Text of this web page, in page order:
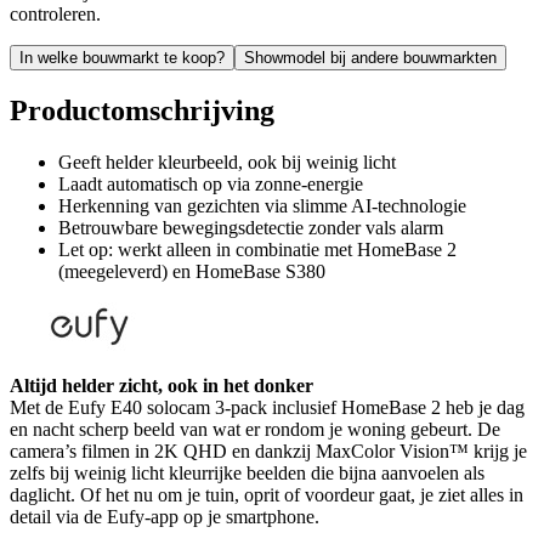
controleren.
In welke bouwmarkt te koop? Showmodel bij andere bouwmarkten
Productomschrijving
Geeft helder kleurbeeld, ook bij weinig licht
Laadt automatisch op via zonne-energie
Herkenning van gezichten via slimme AI-technologie
Betrouwbare bewegingsdetectie zonder vals alarm
Let op: werkt alleen in combinatie met HomeBase 2
(meegeleverd) en HomeBase S380
Altijd helder zicht, ook in het donker
Met de Eufy E40 solocam 3-pack inclusief HomeBase 2 heb je dag
en nacht scherp beeld van wat er rondom je woning gebeurt. De
camera’s filmen in 2K QHD en dankzij MaxColor Vision™ krijg je
zelfs bij weinig licht kleurrijke beelden die bijna aanvoelen als
daglicht. Of het nu om je tuin, oprit of voordeur gaat, je ziet alles in
detail via de Eufy-app op je smartphone.